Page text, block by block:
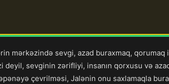
mərkəzində sevgi, azad buraxmaq, qorumaq
deyil, sevginin zərifliyi, insanın qorxusu və
çevrilməsi, Jalənin onu saxlamaqla